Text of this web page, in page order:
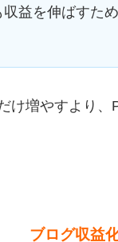
益を伸ばすた
け増やすより
ブログ収益